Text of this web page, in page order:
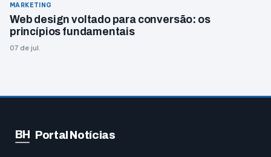
MARKETING
Web design voltado para conversão: os
princípios fundamentais
07 de jul.
BH Portal Notícias